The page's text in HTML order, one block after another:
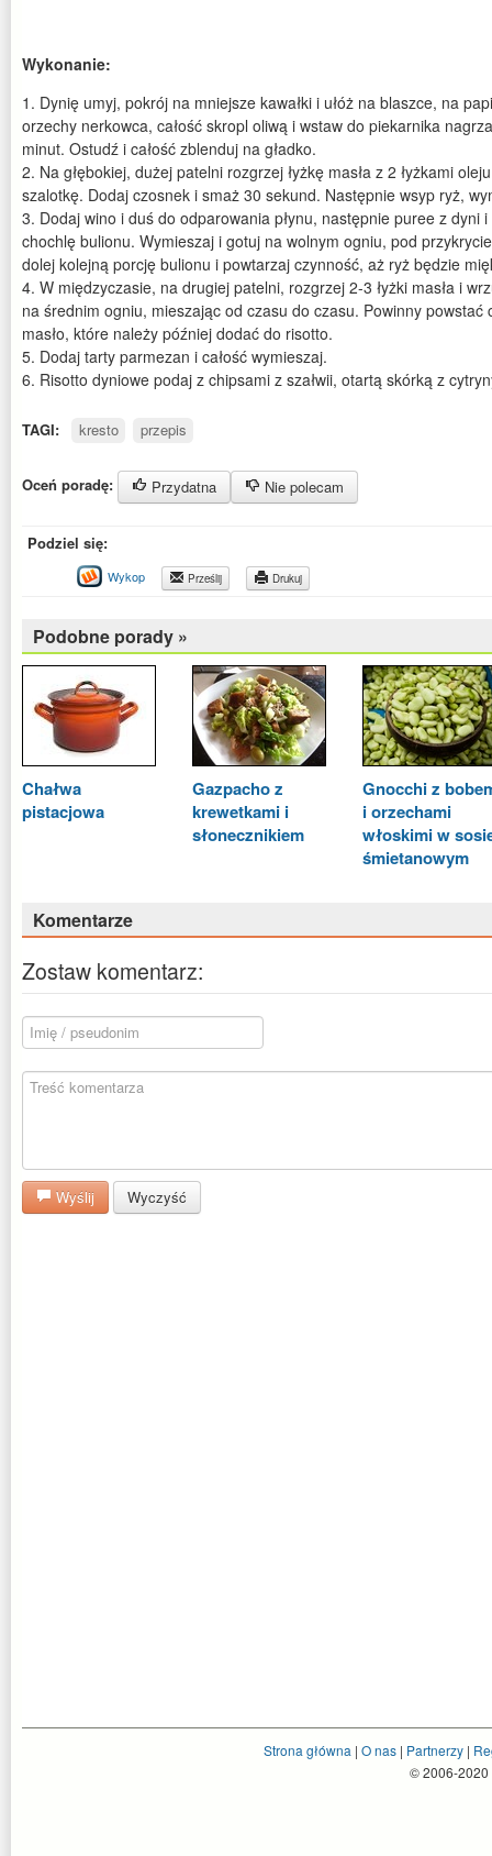
Wykonanie:
1. Dynię umyj, pokrój na mniejsze kawałki i ułóż na blaszce, na
orzechy nerkowca, całość skropl oliwą i wstaw do piekarnika
minut. Ostudź i całość zblenduj na gładko.
2. Na głębokiej, dużej patelni rozgrzej łyżkę masła z 2 łyżkami
szalotkę. Dodaj czosnek i smaż 30 sekund. Następnie wsyp ryż,
3. Dodaj wino i duś do odparowania płynu, następnie puree z dyni
chochlę bulionu. Wymieszaj i gotuj na wolnym ogniu, pod
dolej kolejną porcję bulionu i powtarzaj czynność, aż ryż będzie
4. W międzyczasie, na drugiej patelni, rozgrzej 2-3 łyżki masła i
na średnim ogniu, mieszając od czasu do czasu. Powinny powstać
masło, które należy później dodać do risotto.
5. Dodaj tarty parmezan i całość wymieszaj.
6. Risotto dyniowe podaj z chipsami z szałwii, otartą skórką z
TAGI: kresto przepis
Oceń poradę: Przydatna Nie polecam
Podziel się:
Wykop Prześlij Drukuj
Podobne porady »
Chałwa
pistacjowa
Gazpacho z
krewetkami i
słonecznikiem
Gnocchi z
i orzechami
włoskimi w
śmietanowym
Komentarze
Zostaw komentarz:
Wyślij Wyczyść
Strona główna | O nas| Partnerzy|
© 2006-2020